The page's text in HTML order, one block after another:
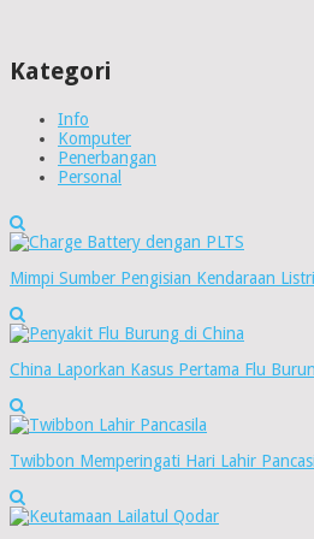
Kategori
Info
Komputer
Penerbangan
Personal
Mimpi Sumber Pengisian Kendaraan
China Laporkan Kasus Pertama Flu
Twibbon Memperingati Hari Lahir